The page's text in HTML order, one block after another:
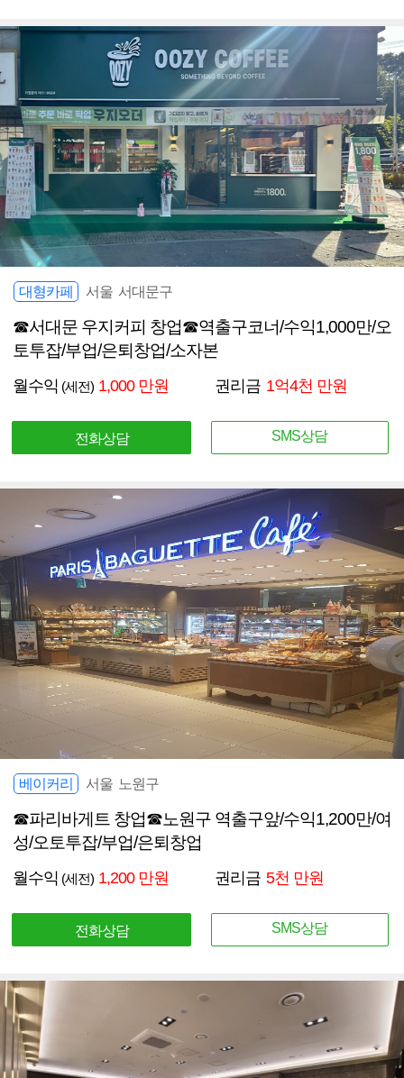
대형카페 서울 서대문구
☎서대문 우지커피 창업☎역출구코너/수익1,000만/오
토투잡/부업/은퇴창업/소자본
월수익 (세전) 1,000 만원 권리금 1억4천 만원
전화상담 SMS상담
베이커리 서울 노원구
☎파리바게트 창업☎노원구 역출구앞/수익1,200만/여
성/오토투잡/부업/은퇴창업
월수익 (세전) 1,200 만원 권리금 5천 만원
전화상담 SMS상담